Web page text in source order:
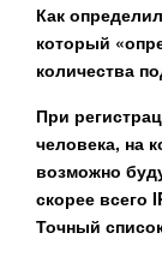
Как
который
количества
При
человека, на
возможно
скорее всего
Точный